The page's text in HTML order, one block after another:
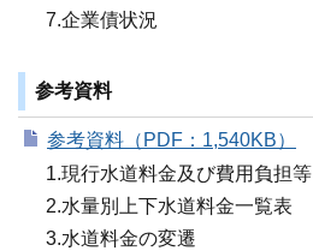
7.企業債状況
参考資料
参考資料（PDF：1,540KB）
1.現行水道料金及び費用負担等
2.水量別上下水道料金一覧表
3.水道料金の変遷